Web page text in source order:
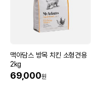
맥아담스 방목 치킨 소형견용
2kg
69,000원